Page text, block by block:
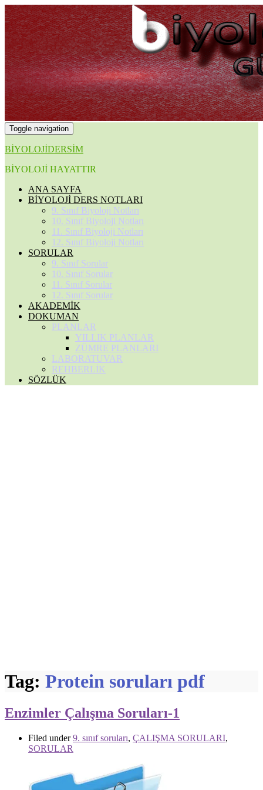
Toggle navigation
BİYOLOJİDERSİM
BİYOLOJİ HAYATTIR
ANA SAYFA
BİYOLOJİ DERS NOTLARI
9. Sınıf Biyoloji Notları
10. Sınıf Biyoloji Notları
11. Sınıf Biyoloji Notları
12. Sınıf Biyoloji Notları
SORULAR
9. Sınıf Sorular
10. Sınıf Sorular
11. Sınıf Sorular
12. Sınıf Sorular
AKADEMİK
DOKUMAN
PLANLAR
YILLIK PLANLAR
ZÜMRE PLANLARI
LABORATUVAR
REHBERLİK
SÖZLÜK
Tag: Protein soruları pdf
Enzimler Çalışma Soruları-1
Filed under9. sınıf soruları, ÇALIŞMA SORULARI,
SORULAR